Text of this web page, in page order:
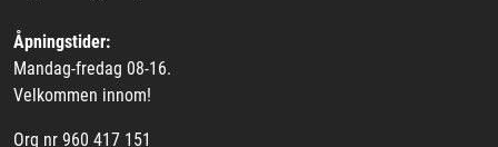
Åpningstider:
Mandag-fredag 08-16.
Velkommen innom!
Org nr 960 417 151